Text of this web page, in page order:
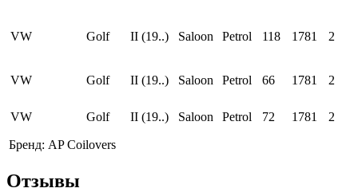
VW Golf II (19..) Saloon Petrol 118 1781 2
VW Golf II (19..) Saloon Petrol 66 1781 2
VW Golf II (19..) Saloon Petrol 72 1781 2
Бренд: AP Coilovers
Отзывы